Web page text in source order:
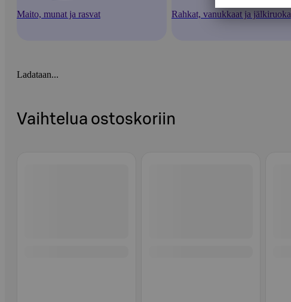
Maito, munat ja rasvat Rahkat, vanukkaat ja jälkiruoka
Ladataan...
Vaihtelua ostoskoriin